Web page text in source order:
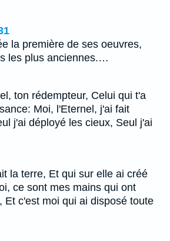
la première de ses oeuvres,
les plus anciennes.…
ton rédempteur, Celui qui t'a
Moi, l'Eternel, j'ai fait
j'ai déployé les cieux, Seul j'ai
la terre, Et qui sur elle ai créé
ce sont mes mains qui ont
Et c'est moi qui ai disposé toute